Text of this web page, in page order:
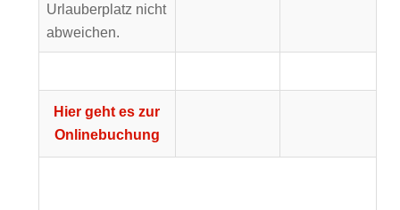
Urlauberplatz nicht
abweichen.
Hier geht es zur
Onlinebuchung